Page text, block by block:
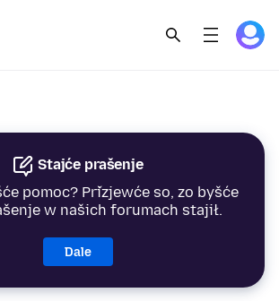
Stajće prašenje
pomoc? Přizjewće so, zo byšće
w našich forumach stajił.
Dale